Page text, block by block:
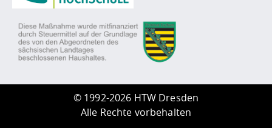
© 1992-2026 HTW Dresden
Alle Rechte vorbehalten